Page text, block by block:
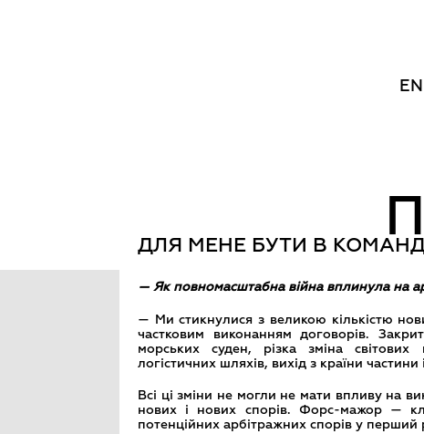
EN
ДЛЯ МЕНЕ БУТИ В
— Як повномасштабна війна вплинула на
— Ми стикнулися з великою кількістю
частковим виконанням договорів.
морських суден, різка зміна
логістичних шляхів, вихід з країни частини
Всі ці зміни не могли не мати впливу на
нових і нових спорів. Форс-мажор —
потенційних арбітражних спорів у перший